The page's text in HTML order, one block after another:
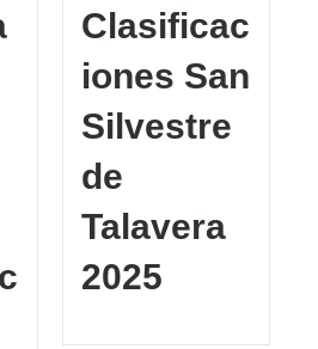
Clasificac
iones San
Silvestre
de
Talavera
2025